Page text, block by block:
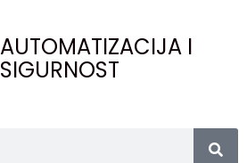
AUTOMATIZACIJA I
SIGURNOST